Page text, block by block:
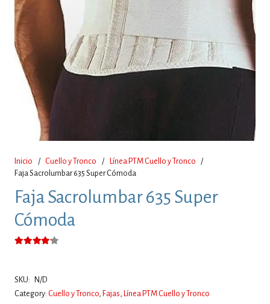
Inicio / Cuello y Tronco / Línea PTM Cuello y Tronco
/
Faja Sacrolumbar 635 Super Cómoda
Faja Sacrolumbar 635 Super
Cómoda
SKU:
N/D
Category: Cuello y Tronco, Fajas , Línea PTM Cuello y Tronco